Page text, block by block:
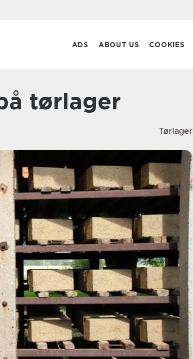
ADS ABOUT US COOKIES
tørlager
Tørlager